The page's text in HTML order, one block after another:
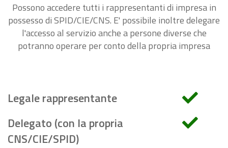
Possono accedere tutti i rappresentanti di impresa in
possesso di SPID/CIE/CNS. E' possibile inoltre delegare
l'accesso al servizio anche a persone diverse che
potranno operare per conto della propria impresa
Legale rappresentante
Delegato (con la propria
CNS/CIE/SPID)